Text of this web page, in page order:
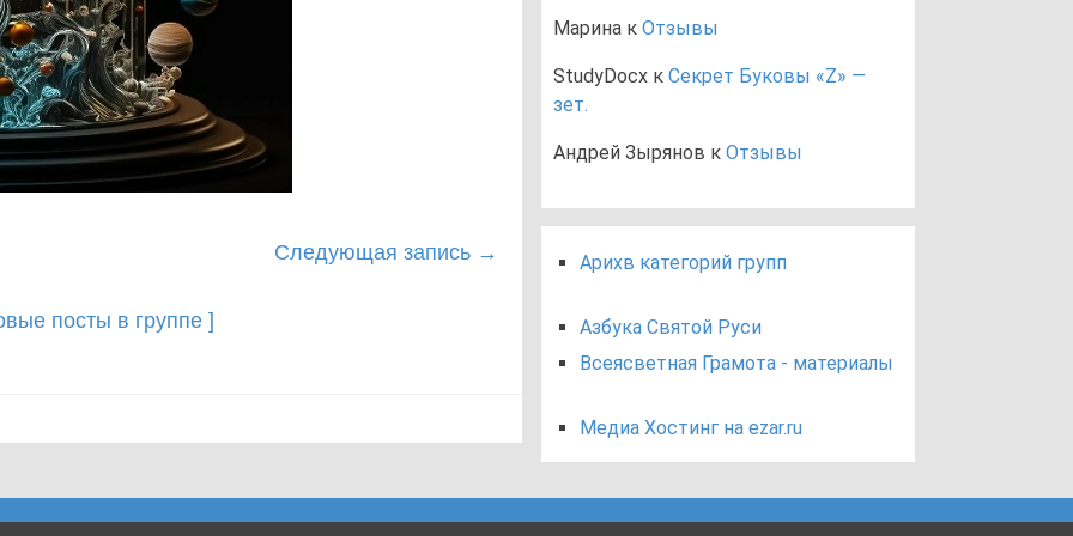
Следующая запись →
посты в группе ]
Марина к Отзывы
StudyDocx к Секрет Буковы «Z» —
зет.
Андрей Зырянов к Отзывы
Арихв категорий групп
Азбука Святой Руси
Всеясветная Грамота - материалы
Медиа Хостинг на ezar.ru